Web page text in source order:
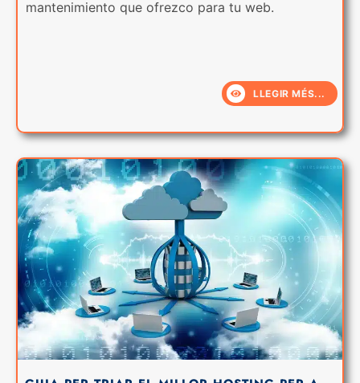
mantenimiento que ofrezco para tu web.
LLEGIR MÉS...